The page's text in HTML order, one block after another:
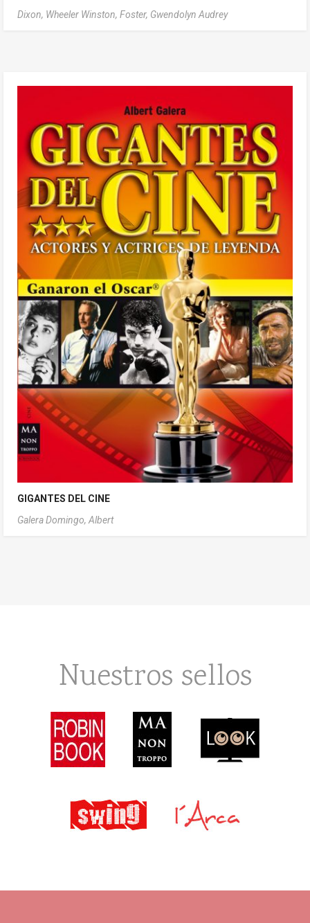
Dixon, Wheeler Winston, Foster, Gwendolyn Audrey
GIGANTES DEL CINE
Galera Domingo, Albert
Nuestros sellos